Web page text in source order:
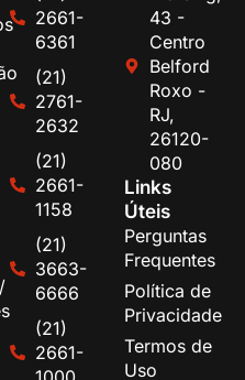
2661-
6361
(21)
2761-
2632
(21)
2661-
1158
(21)
3663-
6666
(21)
2661-
43 -
Centro
Belford
Roxo -
RJ,
26120-
080
Links
Úteis
Perguntas
Frequentes
Política de
Privacidade
Termos de
Uso